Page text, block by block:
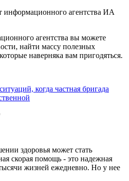
информационного агентства ИА
агентства вы можете
найти массу полезных
наверняка вам пригодяться.
когда частная бригада
здоровья может стать
скорая помощь - это надежная
жизней ежедневно. Но у нее